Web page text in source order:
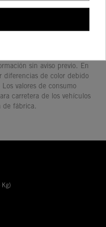
disponible por un coste
del suministro, aspecto,
sin aviso previo. En
diferencias de color debido
valores de consumo
carretera de los vehículos
fábrica.
Kg)